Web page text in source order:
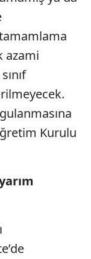
azami
Kurulu